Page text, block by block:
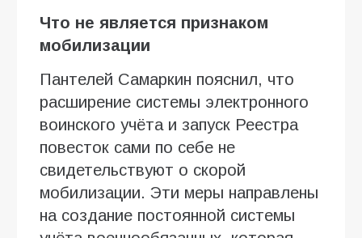
Что не является признаком
мобилизации
Пантелей Самаркин пояснил, что
расширение системы электронного
воинского учёта и запуск Реестра
повесток сами по себе не
свидетельствуют о скорой
мобилизации. Эти меры направлены
на создание постоянной системы